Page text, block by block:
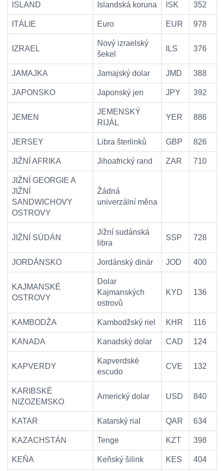
ISLAND Islandská koruna ISK 352
ITÁLIE Euro EUR 978
IZRAEL
Nový izraelský
šekel
ILS 376
JAMAJKA Jamajský dolar JMD 388
JAPONSKO Japonský jen JPY 392
JEMEN
JEMENSKÝ
RIJÁL
YER 886
JERSEY Libra šterlinků GBP 826
JIŽNÍ AFRIKA Jihoafrický rand ZAR 710
JIŽNÍ GEORGIE A
JIŽNÍ
SANDWICHOVY
OSTROVY
Žádná
univerzální měna
JIŽNÍ SÚDÁN
Jižní sudánská
libra
SSP 728
JORDÁNSKO Jordánský dinár JOD 400
KAJMANSKÉ
OSTROVY
Dolar
Kajmanských
ostrovů
KYD 136
KAMBODŽA Kambodžský riel KHR 116
KANADA Kanadský dolar CAD 124
KAPVERDY
Kapverdské
escudo
CVE 132
KARIBSKÉ
NIZOZEMSKO
Americký dolar USD 840
KATAR Katarský rial QAR 634
KAZACHSTÁN Tenge KZT 398
KEŇA Keňský šilink KES 404